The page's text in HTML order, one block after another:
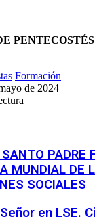
Formación
de 2024
PADRE
MUNDIAL DE
SOCIALES
en LSE.